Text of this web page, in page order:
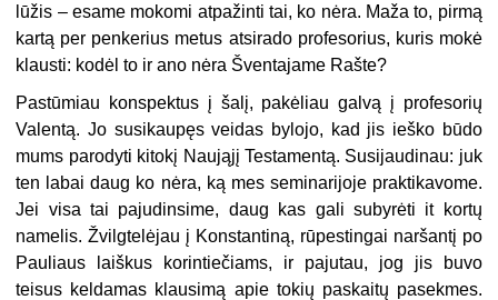
lūžis – esame mokomi atpažinti tai, ko nėra. Maža to, pirmą
kartą per penkerius metus atsirado profesorius, kuris mokė
klausti: kodėl to ir ano nėra Šventajame Rašte?
Pastūmiau konspektus į šalį, pakėliau galvą į profesorių
Valentą. Jo susikaupęs veidas bylojo, kad jis ieško būdo
mums parodyti kitokį Naująjį Testamentą. Susijaudinau: juk
ten labai daug ko nėra, ką mes seminarijoje praktikavome.
Jei visa tai pajudinsime, daug kas gali subyrėti it kortų
namelis. Žvilgtelėjau į Konstantiną, rūpestingai naršantį po
Pauliaus laiškus korintiečiams, ir pajutau, jog jis buvo
teisus keldamas klausimą apie tokių paskaitų pasekmes.